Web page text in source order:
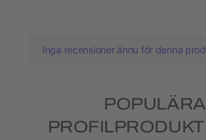
Inga recensioner ännu för denna
POPULÄRA